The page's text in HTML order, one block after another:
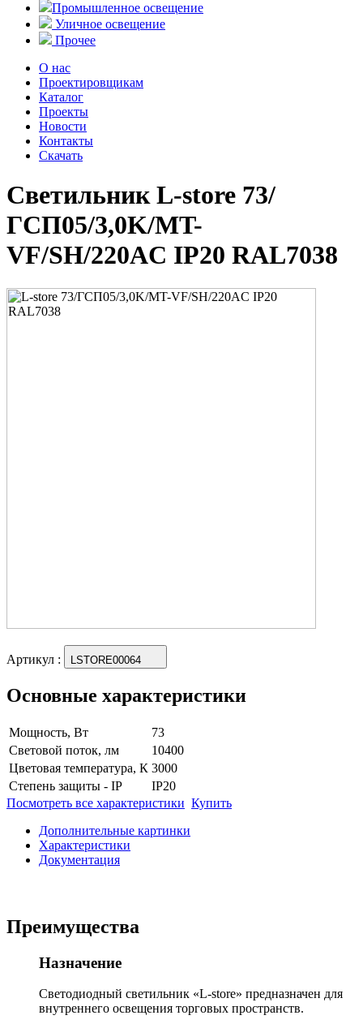
Промышленное освещение
Уличное освещение
Прочее
О нас
Проектировщикам
Каталог
Проекты
Новости
Контакты
Скачать
Светильник L-store 73/
ГСП05/3,0K/MT-
VF/SH/220AC IP20 RAL7038
Артикул : LSTORE00064
Основные характеристики
Мощность, Вт
73
Световой поток, лм
10400
Цветовая температура, К 3000
Степень защиты - IP
IP20
Посмотреть все характеристики Купить
Дополнительные картинки
Характеристики
Документация
Преимущества
Назначение
Светодиодный светильник «L-store» предназначен для
внутреннего освещения торговых пространств.